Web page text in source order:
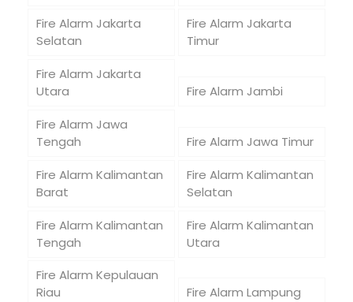
Fire Alarm Jakarta
Selatan
Fire Alarm Jakarta
Timur
Fire Alarm Jakarta
Utara
Fire Alarm Jambi
Fire Alarm Jawa
Tengah
Fire Alarm Jawa Timur
Fire Alarm Kalimantan
Barat
Fire Alarm Kalimantan
Selatan
Fire Alarm Kalimantan
Tengah
Fire Alarm Kalimantan
Utara
Fire Alarm Kepulauan
Riau
Fire Alarm Lampung